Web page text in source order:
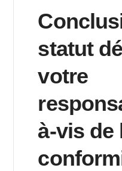
statut
votre
à-vis de